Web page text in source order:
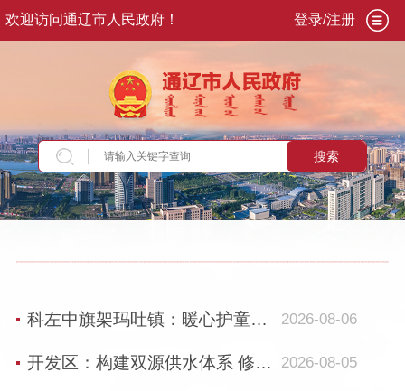
欢迎访问通辽市人民政府！ 登录/注册
搜索
当前位置：首页>新闻资讯>旗县动态
科左中旗架玛吐镇：暖心护童过暑假 红色浸润助成长 2026-08-06
开发区：构建双源供水体系 修复西辽河流域生态 2026-08-05